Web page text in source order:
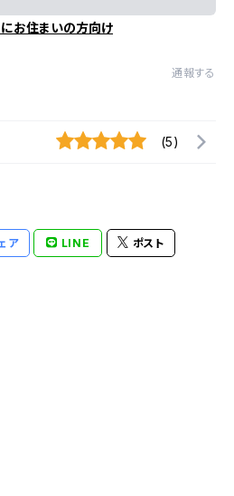
お住まいの方向け
通報する
(5)
ア LINE ポスト